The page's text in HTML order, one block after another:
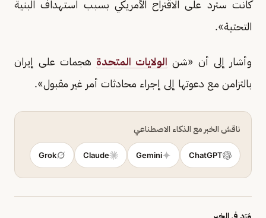
كانت سترد على الاقتراح الأمريكي بسبب استهداف البنية
التحتية».
وأشار إلى أن «شن الولايات المتحدة هجمات على إيران
بالتزامن مع دعوتها إلى إجراء محادثات أمر غير مقبول».
ناقش الخبر مع الذكاء الاصطناعي
ChatGPT
Gemini
Claude
Grok